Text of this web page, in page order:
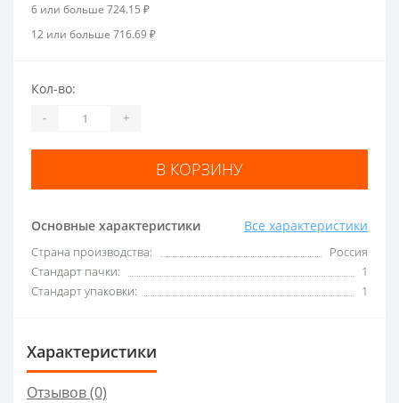
6 или больше 724.15 ₽
12 или больше 716.69 ₽
Основные характеристики Все характеристики
Страна производства:
Россия
Стандарт пачки:
1
Стандарт упаковки:
1
Кол-во:
- +
В КОРЗИНУ
Характеристики
Отзывов (0)